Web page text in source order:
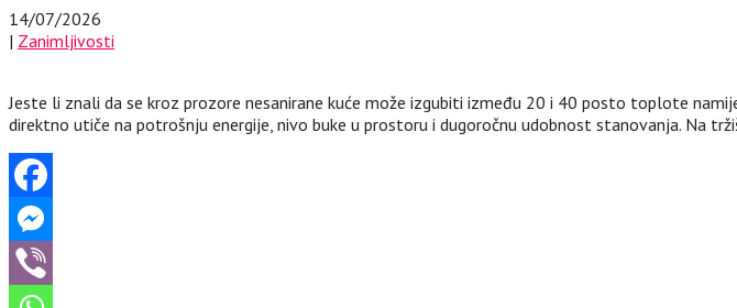
14/07/2026
| Zanimljivosti
Jeste li znali da se kroz prozore nesanirane kuće može izgubiti između 20 i 40 posto toplote
direktno utiče na potrošnju energije, nivo buke u prostoru i dugoročnu udobnost stanovanja. Na